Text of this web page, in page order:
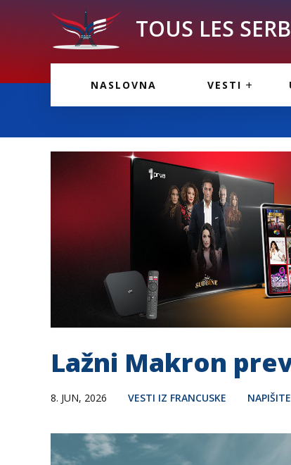
TOUS LES
NASLOVNA VESTI
Lažni Makron
8. JUN, 2026 VESTI IZ FRANCUSKE